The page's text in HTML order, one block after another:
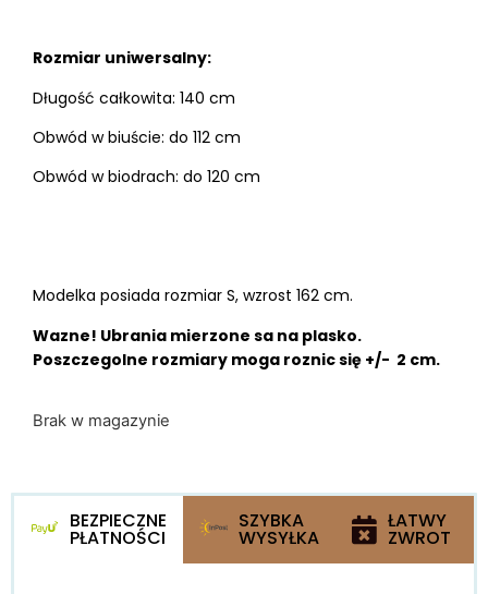
Rozmiar uniwersalny:
Długość całkowita: 140 cm
Obwód w biuście: do 112 cm
Obwód w biodrach: do 120 cm
Modelka posiada rozmiar S, wzrost 162 cm.
Wazne! Ubrania mierzone sa na plasko.
Poszczegolne rozmiary moga roznic się +/- 2 cm.
Brak w magazynie
BEZPIECZNE
PŁATNOŚCI
SZYBKA
WYSYŁKA
ŁATWY
ZWROT